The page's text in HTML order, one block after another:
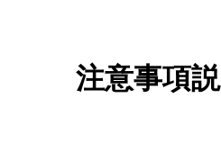
注意事項